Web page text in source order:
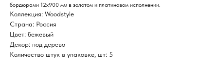
бордюрами 12х900 мм в золотом и платиновом исполнении.
Коллекция: Woodstyle
Страна: Россия
Цвет: бежевый
Декор: под дерево
Количество штук в упаковке, шт: 5